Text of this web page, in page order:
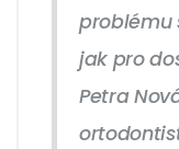
problému
jak pro
Petra